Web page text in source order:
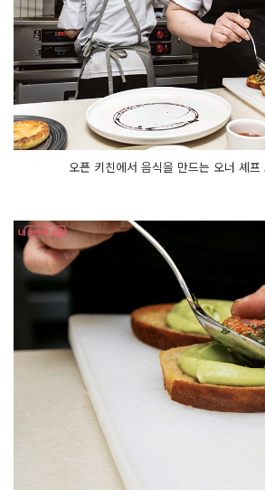
오픈 키친에서 음식을 만드는 오너 셰프